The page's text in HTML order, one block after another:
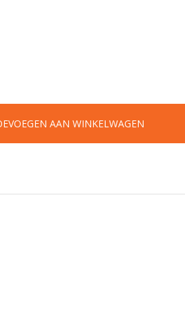
AAN WINKELWAGEN